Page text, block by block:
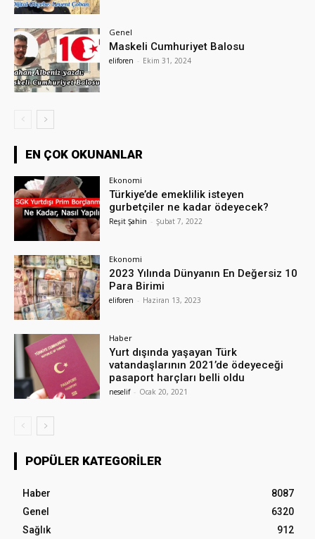
Genel
Maskeli Cumhuriyet Balosu
eliforen - Ekim 31, 2024
EN ÇOK OKUNANLAR
Ekonomi
Türkiye’de emeklilik isteyen
gurbetçiler ne kadar ödeyecek?
Reşit Şahin - Şubat 7, 2022
Ekonomi
2023 Yılında Dünyanın En Değersiz 10
Para Birimi
eliforen - Haziran 13, 2023
Haber
Yurt dışında yaşayan Türk
vatandaşlarının 2021’de ödeyeceği
pasaport harçları belli oldu
neselif - Ocak 20, 2021
POPÜLER KATEGORILER
Haber
8087
Genel
6320
Sağlık
912